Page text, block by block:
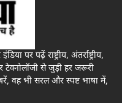
पर पढ़ें राष्ट्रीय, अंतर्राष्ट्रीय,
टेक्नोलॉजी से जुड़ी हर जरूरी
वह भी सरल और स्पष्ट भाषा में,